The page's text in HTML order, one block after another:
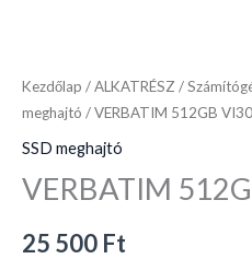
Kezdőlap /ALKATRÉSZ /
meghajtó / VERBATIM 512GB
SSD meghajtó
VERBATIM
25 500 Ft